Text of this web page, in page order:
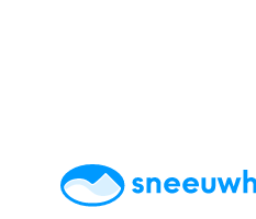
AccommodatiesTips